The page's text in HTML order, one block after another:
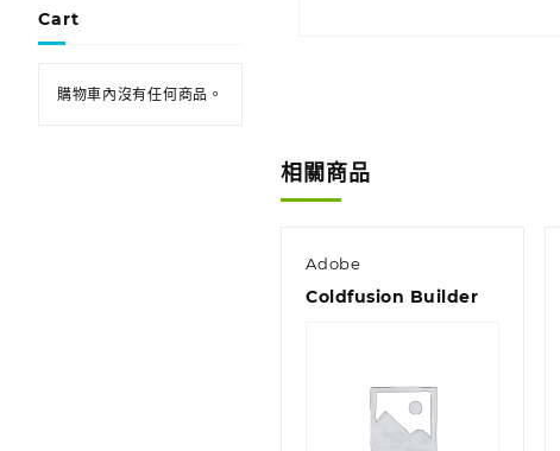
Cart
購物車內沒有任何商品。
相關商品
Adobe
Coldfusion Builder